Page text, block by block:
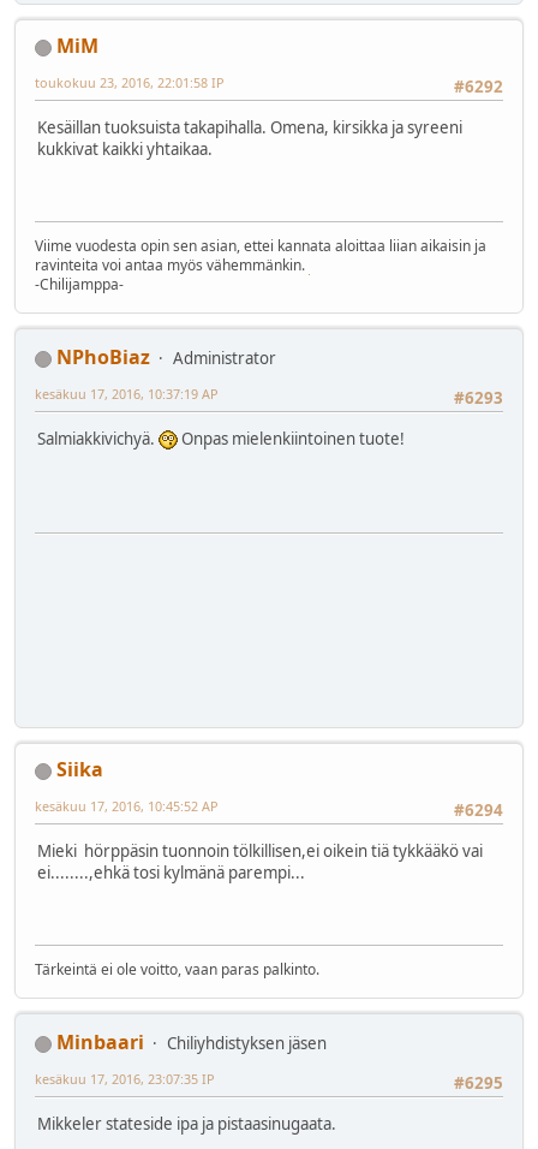
MiM
#6292
toukokuu 23, 2016, 22:01:58 IP
Kesäillan tuoksuista takapihalla. Omena, kirsikka ja syreeni
kukkivat kaikki yhtaikaa.
Viime vuodesta opin sen asian, ettei kannata aloittaa liian aikaisin ja
ravinteita voi antaa myös vähemmänkin.
-Chilijamppa-
NPhoBiaz
Administrator
#6293
kesäkuu 17, 2016, 10:37:19 AP
Salmiakkivichyä. Onpas mielenkiintoinen tuote!
Siika
#6294
kesäkuu 17, 2016, 10:45:52 AP
Mieki hörppäsin tuonnoin tölkillisen,ei oikein tiä tykkääkö vai
ei........,ehkä tosi kylmänä parempi...
Tärkeintä ei ole voitto, vaan paras palkinto.
Minbaari
Chiliyhdistyksen jäsen
#6295
kesäkuu 17, 2016, 23:07:35 IP
Mikkeler stateside ipa ja pistaasinugaata.